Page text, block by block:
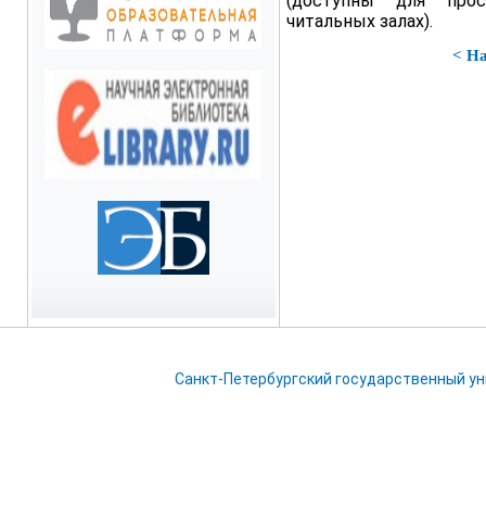
читальных залах).
<
Санкт-Петербургский государственный